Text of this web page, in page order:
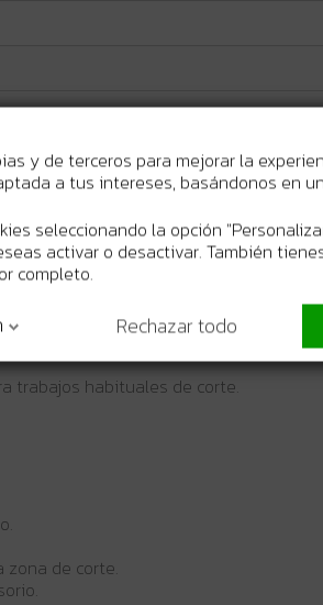
precisión.
universales.
trabajos habituales de corte.
de corte.
y de terceros para mejorar la
a tus intereses, basándonos en
seleccionando la opción
activar o desactivar. También
completo.
Rechazar todo